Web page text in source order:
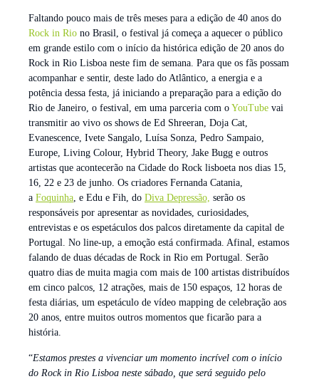
Faltando pouco mais de três meses para a edição de 40 anos do
Rock in Rio no Brasil, o festival já começa a aquecer o público
em grande estilo com o início da histórica edição de 20 anos do
Rock in Rio Lisboa neste fim de semana. Para que os fãs possam
acompanhar e sentir, deste lado do Atlântico, a energia e a
potência dessa festa, já iniciando a preparação para a edição do
Rio de Janeiro, o festival, em uma parceria com o YouTube vai
transmitir ao vivo os shows de Ed Shreeran, Doja Cat,
Evanescence, Ivete Sangalo, Luísa Sonza, Pedro Sampaio,
Europe, Living Colour, Hybrid Theory, Jake Bugg e outros
artistas que acontecerão na Cidade do Rock lisboeta nos dias 15,
16, 22 e 23 de junho. Os criadores Fernanda Catania,
a Foquinha, e Edu e Fih, do ​ Diva Depressão, ​ serão os
responsáveis por apresentar as novidades, curiosidades,
entrevistas e os espetáculos dos palcos diretamente da capital de
Portugal. No line-up, a emoção está confirmada. Afinal, estamos
falando de duas décadas de Rock in Rio em Portugal. Serão
quatro dias de muita magia com mais de 100 artistas distribuídos
em cinco palcos, 12 atrações, mais de 150 espaços, 12 horas de
festa diárias, um espetáculo de vídeo mapping de celebração aos
20 anos, entre muitos outros momentos que ficarão para a
história.
“Estamos prestes a vivenciar um momento incrível com o início
do Rock in Rio Lisboa neste sábado, que será seguido pelo